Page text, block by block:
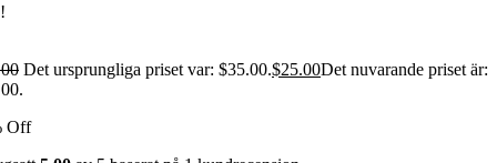
Det ursprungliga priset var: $35.00.$25.00Det nuvarande priset är:
Off